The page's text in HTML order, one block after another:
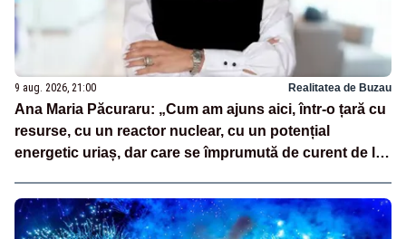
9 aug. 2026, 21:00 Realitatea de Buzau
Ana Maria Păcuraru: „Cum am ajuns aici, într-o țară cu
resurse, cu un reactor nuclear, cu un potențial
energetic uriaș, dar care se împrumută de curent de la